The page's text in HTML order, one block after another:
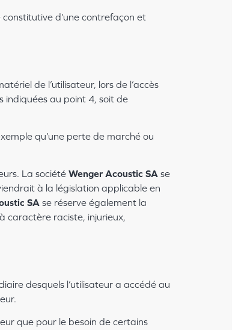
d’une contrefaçon et
de l’utilisateur, lors de l’accès
indiquées au point 4, soit de
qu’une perte de marché ou
La société Wenger Acoustic SA se
à la législation applicable en
SA se réserve également la
caractère raciste, injurieux,
desquels l’utilisateur a accédé au
que pour le besoin de certains